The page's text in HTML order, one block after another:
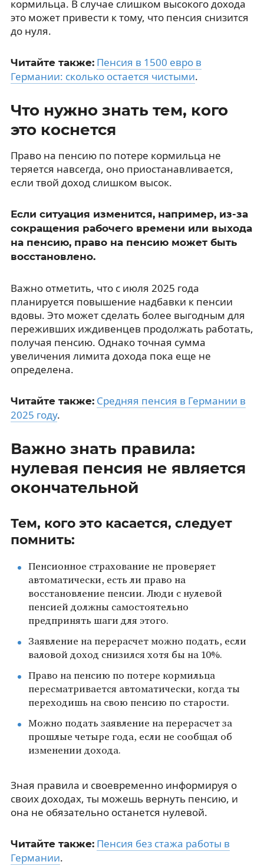
кормильца. В случае слишком высокого дохода
это может привести к тому, что пенсия снизится
до нуля.
Читайте также: Пенсия в 1500 евро в
Германии: сколько остается чистыми.
Что нужно знать тем, кого
это коснется
Право на пенсию по потере кормильца не
теряется навсегда, оно приостанавливается,
если твой доход слишком высок.
Если ситуация изменится, например, из-за
сокращения рабочего времени или выхода
на пенсию, право на пенсию может быть
восстановлено.
Важно отметить, что с июля 2025 года
планируется повышение надбавки к пенсии
вдовы. Это может сделать более выгодным для
переживших иждивенцев продолжать работать,
получая пенсию. Однако точная сумма
увеличения лимита дохода пока еще не
определена.
Читайте также: Средняя пенсия в Германии в
2025 году.
Важно знать правила:
нулевая пенсия не является
окончательной
Тем, кого это касается, следует
помнить:
Пенсионное страхование не проверяет
автоматически, есть ли право на
восстановление пенсии. Люди с нулевой
пенсией должны самостоятельно
предпринять шаги для этого.
Заявление на перерасчет можно подать, если
валовой доход снизился хотя бы на 10%.
Право на пенсию по потере кормильца
пересматривается автоматически, когда ты
переходишь на свою пенсию по старости.
Можно подать заявление на перерасчет за
прошлые четыре года, если не сообщал об
изменении дохода.
Зная правила и своевременно информируя о
своих доходах, ты можешь вернуть пенсию, и
она не обязательно останется нулевой.
Читайте также: Пенсия без стажа работы в
Германии.